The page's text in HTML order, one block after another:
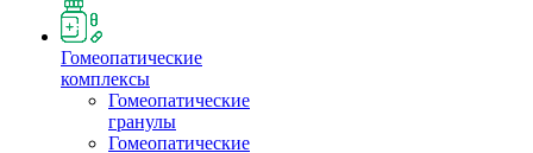
Гомеопатические
комплексы
Гомеопатические
гранулы
Гомеопатические